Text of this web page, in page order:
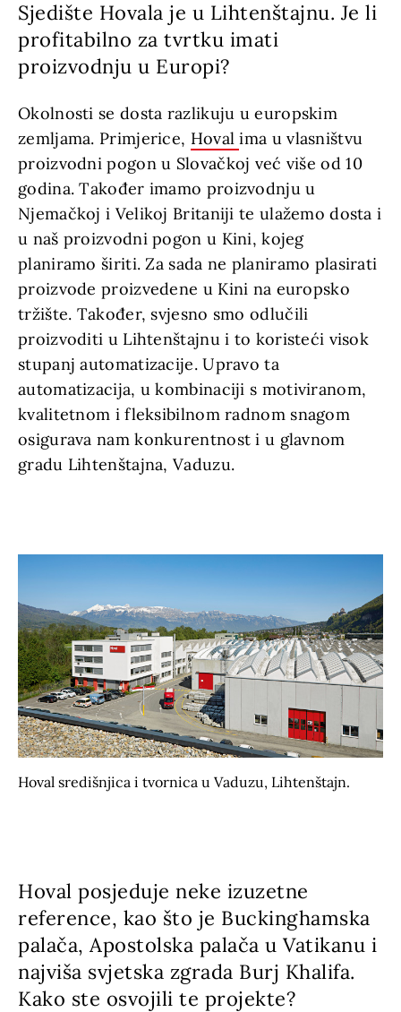
Sjedište Hovala je u Lihtenštajnu. Je li
profitabilno za tvrtku imati
proizvodnju u Europi?
Okolnosti se dosta razlikuju u europskim
zemljama. Primjerice, Hovalima u vlasništvu
proizvodni pogon u Slovačkoj već više od 10
godina. Također imamo proizvodnju u
Njemačkoj i Velikoj Britaniji te ulažemo dosta i
u naš proizvodni pogon u Kini, kojeg
planiramo širiti. Za sada ne planiramo plasirati
proizvode proizvedene u Kini na europsko
tržište. Također, svjesno smo odlučili
proizvoditi u Lihtenštajnu i to koristeći visok
stupanj automatizacije. Upravo ta
automatizacija, u kombinaciji s motiviranom,
kvalitetnom i fleksibilnom radnom snagom
osigurava nam konkurentnost i u glavnom
gradu Lihtenštajna, Vaduzu.
Hoval središnjica i tvornica u Vaduzu, Lihtenštajn.
Hoval posjeduje neke izuzetne
reference, kao što je Buckinghamska
palača, Apostolska palača u Vatikanu i
najviša svjetska zgrada Burj Khalifa.
Kako ste osvojili te projekte?